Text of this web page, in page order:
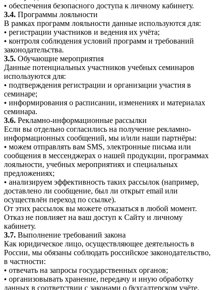
• обеспечения безопасного доступа к личному кабинету.
3.4. Программы лояльности
В рамках программ лояльности данные используются для:
• регистрации участников и ведения их учёта;
• контроля соблюдения условий программ и требований
законодательства.
3.5. Обучающие мероприятия
Данные потенциальных участников учебных семинаров
используются для:
• подтверждения регистрации и организации участия в
семинаре;
• информирования о расписании, изменениях и материалах
семинара.
3.6. Рекламно-информационные рассылки
Если вы отдельно согласились на получение рекламно-
информационных сообщений, мы и/или наши партнёры:
• можем отправлять вам SMS, электронные письма или
сообщения в мессенджерах о нашей продукции, программах
лояльности, учебных мероприятиях и специальных
предложениях;
• анализируем эффективность таких рассылок (например,
доставлено ли сообщение, был ли открыт email или
осуществлён переход по ссылке).
От этих рассылок вы можете отказаться в любой момент.
Отказ не повлияет на ваш доступ к Сайту и личному
кабинету.
3.7. Выполнение требований закона
Как юридическое лицо, осуществляющее деятельность в
России, мы обязаны соблюдать российское законодательство,
в частности:
• отвечать на запросы государственных органов;
• организовывать хранение, передачу и иную обработку
данных в соответствии с законами о бухгалтерском учёте,